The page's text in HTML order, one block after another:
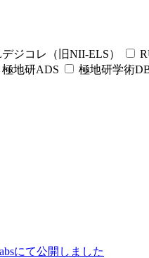
ジコレ（旧NII-ELS）
極地研ADS 極地研学術
にて公開しました